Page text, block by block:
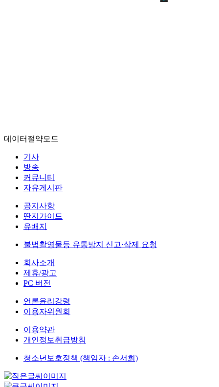
데이터절약모드
기사
방송
커뮤니티
자유게시판
공지사항
딴지가이드
유배지
불법촬영물등 유통방지 신고·삭제 요청
회사소개
제휴/광고
PC 버전
언론윤리강령
이용자위원회
이용약관
개인정보취급방침
청소년보호정책 (책임자 : 손서희)